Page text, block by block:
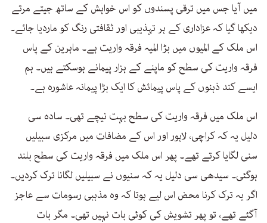
میں آیا جس میں ترقی پسندوں کو اس خواہش کے ساتھ جیتے مرتے
دیکھا گیا کہ عزاداری کے ہر تہذیبی اور ثقافتی رنگ کو ماردیا جائے۔
اس ملک کے المیوں میں بڑا المیہ فرقہ واریت ہے۔ ماہرین کے پاس
فرقہ واریت کی سطح کو ماپنے کے ہزار پیمانے ہوسکتے ہیں۔ ہم
ایسے کند ذہنوں کے پاس پیمائش کا ایک بڑا پیمانہ عاشورہ ہے۔
اس ملک میں فرقہ واریت کی سطح بہت نیچے تھی۔ سادہ سی
دلیل یہ کہ کراچی، لاہور اور اس کے مضافات میں مرکزی سبیلیں
سنی لگایا کرتے تھے۔ پھر اس ملک میں فرقہ واریت کی سطح بلند
ہوگئی۔ سیدھی سی دلیل یہ کہ سنیوں نے سبیلیں لگانا ترک کردیں۔
اگر یہ ترک کرنا محض اس لیے ہوتا کہ وہ مذہبی رسومات سے عاجز
آگئے تھے، تو پھر تشویش کی کوئی بات نہیں تھی۔ مگر بات